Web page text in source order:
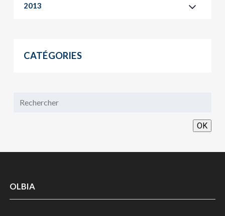
2013
CATÉGORIES
OK
OLBIA